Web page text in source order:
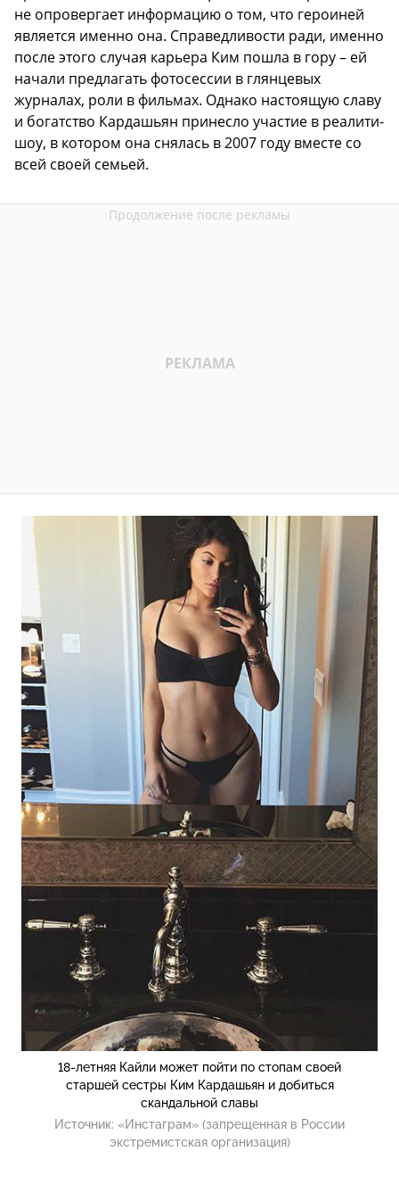
не опровергает информацию о том, что героиней
является именно она. Справедливости ради, именно
после этого случая карьера Ким пошла в гору – ей
начали предлагать фотосессии в глянцевых
журналах, роли в фильмах. Однако настоящую славу
и богатство Кардашьян принесло участие в реалити-
шоу, в котором она снялась в 2007 году вместе со
всей своей семьей.
18-летняя Кайли может пойти по стопам своей
старшей сестры Ким Кардашьян и добиться
скандальной славы
Источник: «Инстаграм» (запрещенная в России
экстремистская организация)